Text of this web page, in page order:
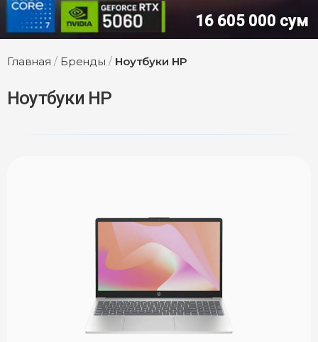
12 300 000 сум
Главная / Бренды / Ноутбуки HP
Ноутбуки HP